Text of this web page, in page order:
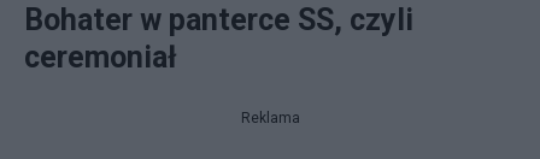
Bohater w panterce SS, czyli
ceremoniał
Reklama